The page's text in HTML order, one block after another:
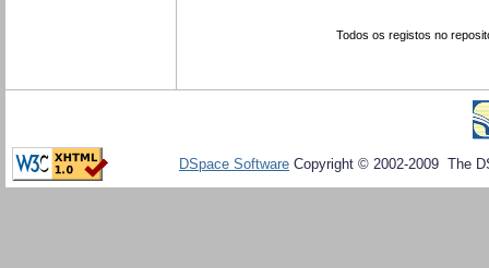
Todos os registos no
DSpace Software Copyright © 2002-2009 The